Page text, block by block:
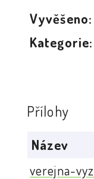
Vyvěšeno:
Kategorie:
Přílohy
Název
verejna-